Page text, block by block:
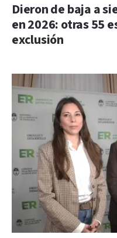
Dieron de baja a
en 2026: otras 55
exclusión